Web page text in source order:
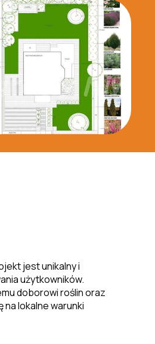
jest unikalny i
użytkowników.
doborowi roślin oraz
lokalne warunki